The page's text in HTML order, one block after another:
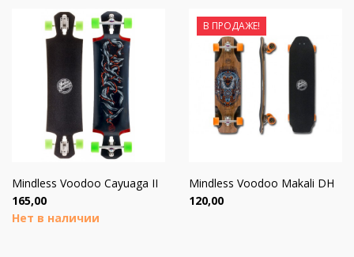
Mindless Voodoo Cayuaga II
Цена
165,00
Нет в наличии
В ПРОДАЖЕ!
Mindless Voodoo Makali DH
Цена
120,00